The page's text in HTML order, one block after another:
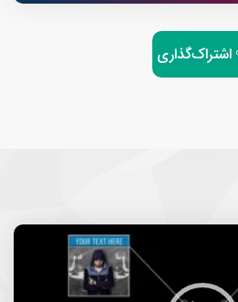
اشتراک‌گذاری